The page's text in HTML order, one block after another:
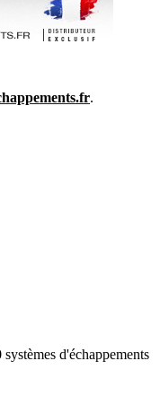
.
d'échappements